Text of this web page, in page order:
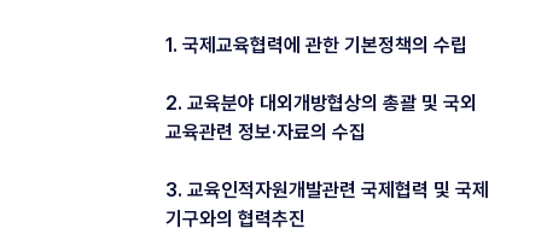
1. 국제교육협력에 관한 기본정책의 수립
2. 교육분야 대외개방협상의 총괄 및 국외
교육관련 정보·자료의 수집
3. 교육인적자원개발관련 국제협력 및 국제
기구와의 협력추진